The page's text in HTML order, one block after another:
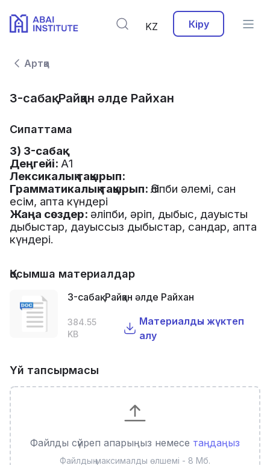
KZ Кіру
Артқа
3-сабақ. Райқан әлде Райхан
Сипаттама
3) 3-сабақ
Деңгейі: А1
Лексикалық тақырып:
Грамматикалық тақырып:Әліпби әлемі, сан
есім, апта күндері
Жаңа сөздер: әліпби, әріп, дыбыс, дауысты
дыбыстар, дауыссыз дыбыстар, сандар, апта
күндері.
Қосымша материалдар
3-сабақ. Райқан әлде Райхан
384.55
KB
Материалды жүктеп
алу
Үй тапсырмасы
Файлды сүйреп апарыңыз немесе таңдаңыз
Файлдың максималды өлшемі - 8 Мб.